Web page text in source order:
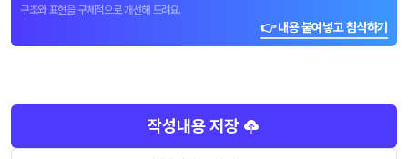
구조와 표현을 구체적으로 개선해 드려요.
👉 내용 붙여넣고 첨삭하기
작성내용 저장